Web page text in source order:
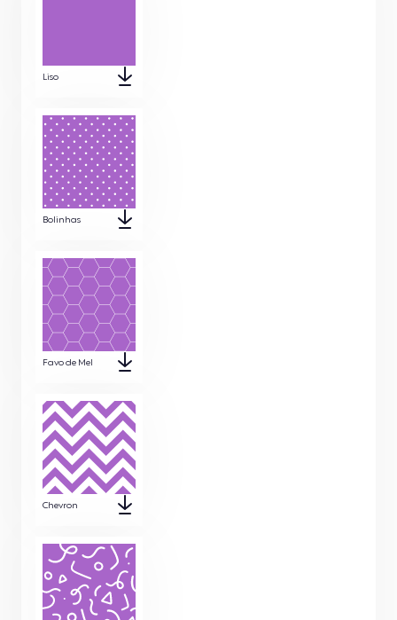
Liso
Bolinhas
Favo de Mel
Chevron